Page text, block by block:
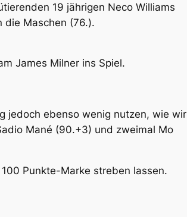
19 jährigen Neco Williams
die Maschen (76.).
James Milner ins Spiel.
jedoch ebenso wenig nutzen, wie wir
Mané (90.+3) und zweimal Mo
Punkte-Marke streben lassen.